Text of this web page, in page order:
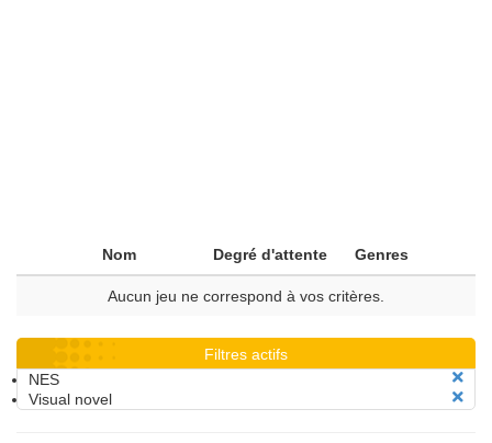
Nom Degré d'attente Genres
Aucun jeu ne correspond à vos critères.
Filtres actifs
NES
Visual novel